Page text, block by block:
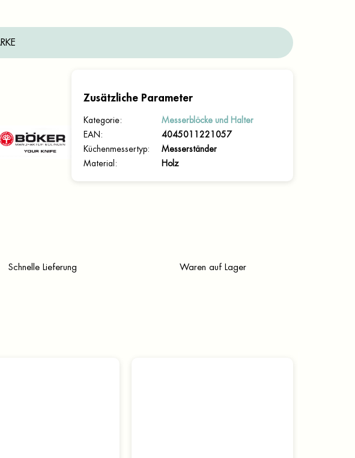
Zusätzliche Parameter
Kategorie:
Messerblöcke und Halter
EAN :
4045011221057
Küchenmessertyp:
Messerständer
Material : Holz
Schnelle Lieferung Waren auf Lager